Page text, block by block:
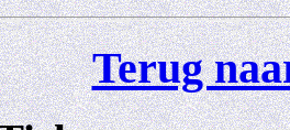
Terug